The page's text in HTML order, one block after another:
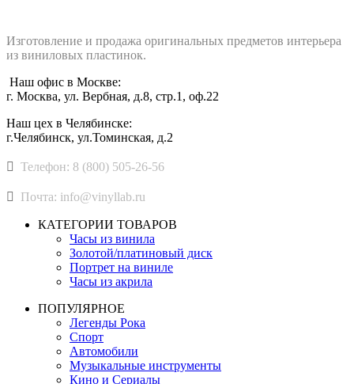
Изготовление и продажа оригинальных предметов интерьера
из виниловых пластинок.
Наш офис в Москве:
г. Москва, ул. Вербная, д.8, стр.1, оф.22
Наш цех в Челябинске:
г.Челябинск, ул.Томинская, д.2
Телефон: 8 (800) 505-26-56
Почта: info@vinyllab.ru
КАТЕГОРИИ ТОВАРОВ
Часы из винила
Золотой/платиновый диск
Портрет на виниле
Часы из акрила
ПОПУЛЯРНОЕ
Легенды Рока
Спорт
Автомобили
Музыкальные инструменты
Кино и Сериалы